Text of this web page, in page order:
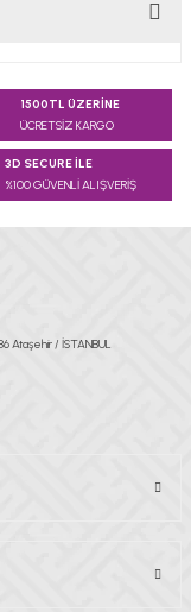
formunu
1500TL ÜZERİNE
ÜCRETSİZ KARGO
3D SECURE İLE
%100 GÜVENLİ ALIŞVERİŞ
Ataşehir / İSTANBUL